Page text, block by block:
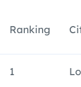
Ranking
1